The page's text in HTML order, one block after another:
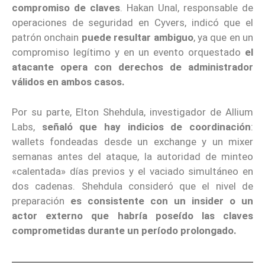
compromiso de claves. Hakan Unal, responsable de
operaciones de seguridad en Cyvers, indicó que el
patrón onchain puede resultar ambiguo, ya que en un
compromiso legítimo y en un evento orquestado el
atacante opera con derechos de administrador
válidos en ambos casos.
Por su parte, Elton Shehdula, investigador de Allium
Labs, señaló que hay indicios de coordinación:
wallets fondeadas desde un exchange y un mixer
semanas antes del ataque, la autoridad de minteo
«calentada» días previos y el vaciado simultáneo en
dos cadenas. Shehdula consideró que el nivel de
preparación es consistente con un insider o un
actor externo que habría poseído las claves
comprometidas durante un período prolongado.